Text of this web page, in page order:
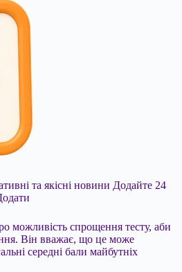
та якісні новини Додайте 24
можливість спрощення тесту, аби
Він вважає, що це може
середні бали майбутніх